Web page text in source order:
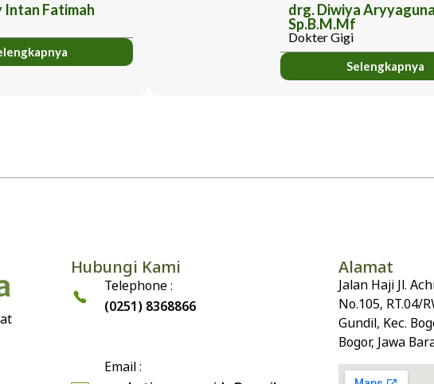
Intan Fatimah
drg. Diwiya
Sp.B.M.Mf
Dokter Gigi
Selengkapnya
Hubungi Kami
Telephone :
(0251) 8368866
Email :
Alamat
Jalan Haji Jl.
No.105, RT.04/
Gundil, Kec.
Bogor, Jawa